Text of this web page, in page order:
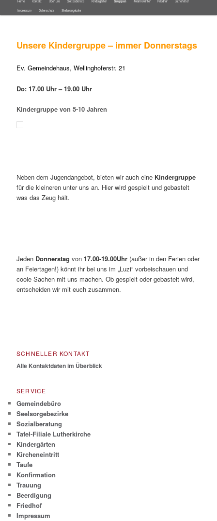
wechseln
Inhalt
wechseln
Home Kontakt Über uns Gottesdienste Kindergärten Gruppen #wärmewinter Friedhof Lutherletter
Impressum Datenschutz Stellenangebote
Unsere Kindergruppe – immer Donnerstags
Ev. Gemeindehaus, Wellinghoferstr. 21
Do: 17.00 Uhr – 19.00 Uhr
Kindergruppe von 5-10 Jahren
Neben dem Jugendangebot, bieten wir auch eine Kindergruppe
für die kleineren unter uns an. Hier wird gespielt und gebastelt
was das Zeug hält.
Jeden Donnerstag von17.00-19.00Uhr (außer in den Ferien oder
an Feiertagen!) könnt ihr bei uns im „Luzi“ vorbeischauen und
coole Sachen mit uns machen. Ob gespielt oder gebastelt wird,
entscheiden wir mit euch zusammen.
SCHNELLER KONTAKT
Alle Kontaktdaten im Überblick
SERVICE
Gemeindebüro
Seelsorgebezirke
Sozialberatung
Tafel-Filiale Lutherkirche
Kindergärten
Kircheneintritt
Taufe
Konfirmation
Trauung
Beerdigung
Friedhof
Impressum